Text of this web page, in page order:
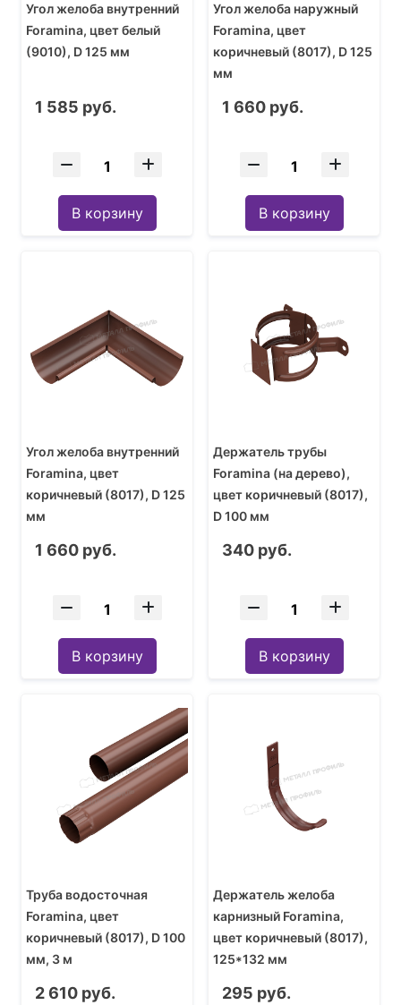
Угол желоба внутренний
Foramina, цвет белый
(9010), D 125 мм
1 585 руб.
В корзину
Угол желоба наружный
Foramina, цвет
коричневый (8017), D 125
мм
1 660 руб.
В корзину
Угол желоба внутренний
Foramina, цвет
коричневый (8017), D 125
мм
1 660 руб.
В корзину
Держатель трубы
Foramina (на дерево),
цвет коричневый (8017),
D 100 мм
340 руб.
В корзину
Труба водосточная
Foramina, цвет
коричневый (8017), D 100
мм, 3 м
2 610 руб.
Держатель желоба
карнизный Foramina,
цвет коричневый (8017),
125*132 мм
295 руб.